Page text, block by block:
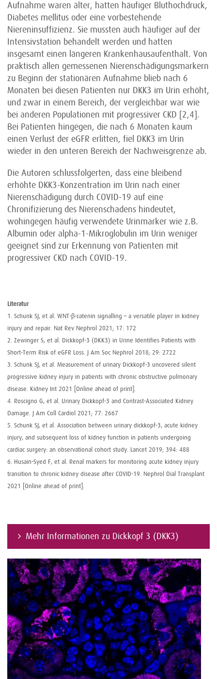
Aufnahme waren älter, hatten häufiger Bluthochdruck,
Diabetes mellitus oder eine vorbestehende
Niereninsuffizienz. Sie mussten auch häufiger auf der
Intensivstation behandelt werden und hatten
insgesamt einen längeren Krankenhausaufenthalt. Von
praktisch allen gemessenen Nierenschädigungsmarkern
zu Beginn der stationären Aufnahme blieb nach 6
Monaten bei diesen Patienten nur DKK3 im Urin erhöht,
und zwar in einem Bereich, der vergleichbar war wie
bei anderen Populationen mit progressiver CKD [2,4].
Bei Patienten hingegen, die nach 6 Monaten kaum
einen Verlust der eGFR erlitten, fiel DKK3 im Urin
wieder in den unteren Bereich der Nachweisgrenze ab.
Die Autoren schlussfolgerten, dass eine bleibend
erhöhte DKK3-Konzentration im Urin nach einer
Nierenschädigung durch COVID-19 auf eine
Chronifizierung des Nierenschadens hindeutet,
wohingegen häufig verwendete Urinmarker wie z.B.
Albumin oder alpha-1-Mikroglobulin im Urin weniger
geeignet sind zur Erkennung von Patienten mit
progressiver CKD nach COVID-19.
Literatur
1. Schunk SJ, et al. WNT-β-catenin signalling – a versatile player in kidney
injury and repair. Nat Rev Nephrol 2021; 17: 172
2. Zewinger S, et al. Dickkopf-3 (DKK3) in Urine Identifies Patients with
Short-Term Risk of eGFR Loss. J Am Soc Nephrol 2018; 29: 2722
3. Schunk SJ, et al. Measurement of urinary Dickkopf-3 uncovered silent
progressive kidney injury in patients with chronic obstructive pulmonary
disease. Kidney Int 2021 [Online ahead of print].
4. Roscigno G, et al. Urinary Dickkopf-3 and Contrast-Associated Kidney
Damage. J Am Coll Cardiol 2021; 77: 2667
5. Schunk SJ, et al. Association between urinary dickkopf-3, acute kidney
injury, and subsequent loss of kidney function in patients undergoing
cardiac surgery: an observational cohort study. Lancet 2019; 394: 488
6. Husain-Syed F, et al. Renal markers for monitoring acute kidney injury
transition to chronic kidney disease after COVID-19. Nephrol Dial Transplant
2021 [Online ahead of print].
Mehr Informationen zu Dickkopf 3 (DKK3)